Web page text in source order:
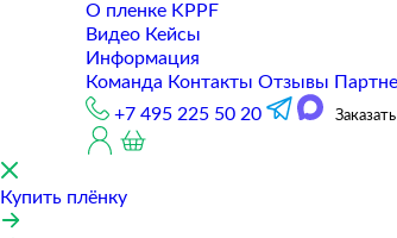
О пленке KPPF
Видео Кейсы
Информация
Команда Контакты Отзывы
+7 495 225 50 20
Заказать
Купить плёнку